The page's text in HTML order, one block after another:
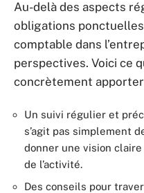
Au-delà des aspects
obligations
comptable dans
perspectives. Voici ce
concrètement
Un suivi régulier et
s’agit pas simplement
donner une vision
de l’activité.
Des conseils pour